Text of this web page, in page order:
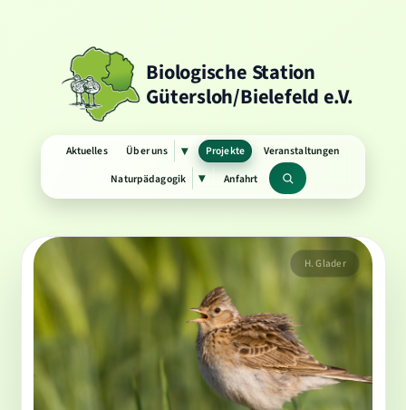
Biologische Station
Gütersloh/Bielefeld e.V.
Aktuelles Über uns ▾Untermenü
öffnen
Projekte
Veranstaltungen
Naturpädagogik
▾Untermenü
öffnen
Anfahrt Suchbegriff
H. Glader